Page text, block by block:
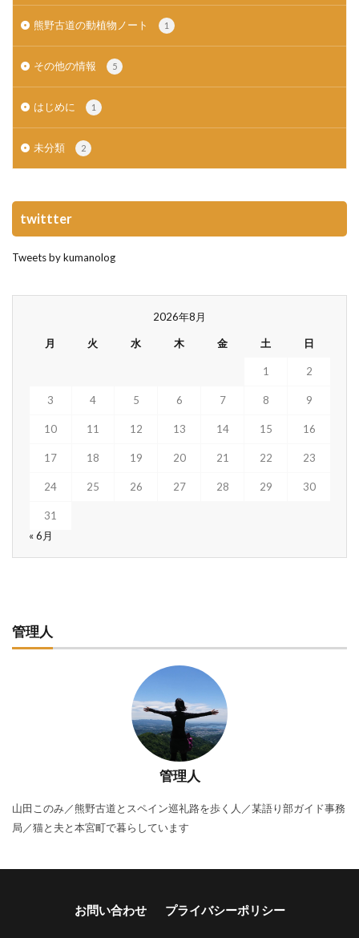
熊野古道の動植物ノート 1
その他の情報 5
はじめに 1
未分類 2
twittter
Tweets by kumanolog
2026年8月
月 火 水 木 金 土 日
1 2
3 4 5 6 7 8 9
10 11 12 13 14 15 16
17 18 19 20 21 22 23
24 25 26 27 28 29 30
31
« 6月
管理人
管理人
山田このみ／熊野古道とスペイン巡礼路を歩く人／某語り部ガイド事務
局／猫と夫と本宮町で暮らしています
お問い合わせ プライバシーポリシー